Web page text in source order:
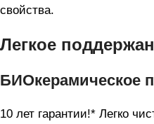
свойства.
Легкое
БИОкерамическое
10 лет гарантии!* Легко